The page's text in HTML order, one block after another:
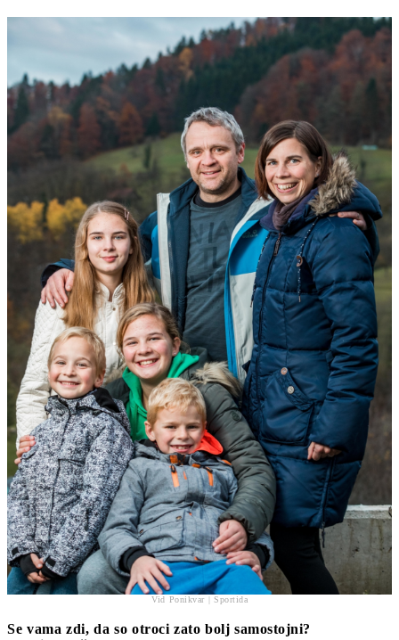
Vid Ponikvar | Sportida
Se vama zdi, da so otroci zato bolj samostojni?